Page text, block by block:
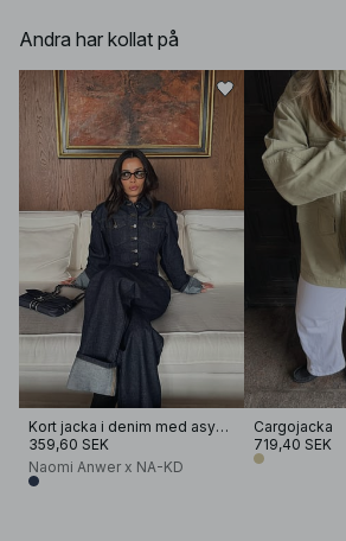
Andra har kollat på
Kort jacka i denim med asymmetrisk fåll
359,60 SEK
Naomi Anwer x NA-KD
Cargojacka
719,40 SEK